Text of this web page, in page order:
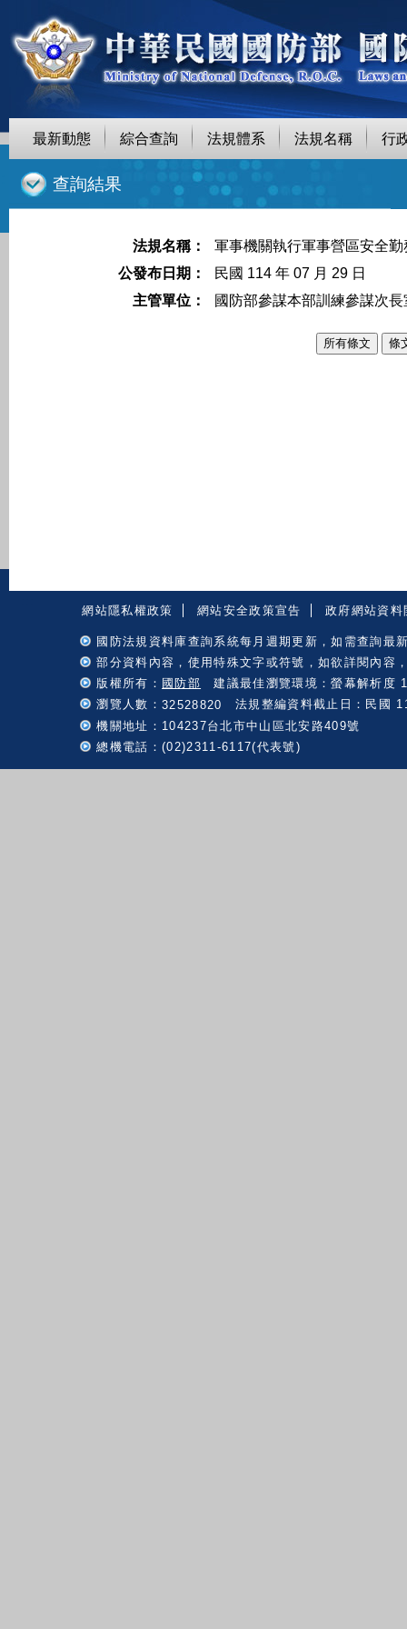
最新動態 綜合查詢 法規體系 法規名稱 行
查詢結果
法規名稱：
軍事機關執行軍事營區安全
公發布日期：
民國 114 年 07 月 29 日
主管單位：
國防部參謀本部訓練參謀次長
網站隱私權政策 網站安全政策宣告 政府網站資料
國防法規資料庫查詢系統每月週期更新，如需查詢最
部分資料內容，使用特殊文字或符號，如欲詳閱內容
版權所有： 國防部 建議最佳瀏覽環境：螢幕解析度
瀏覽人數：32528820
法規整編資料截止日：民國
機關地址：104237台北市中山區北安路409號
總機電話：(02)2311-6117(代表號)